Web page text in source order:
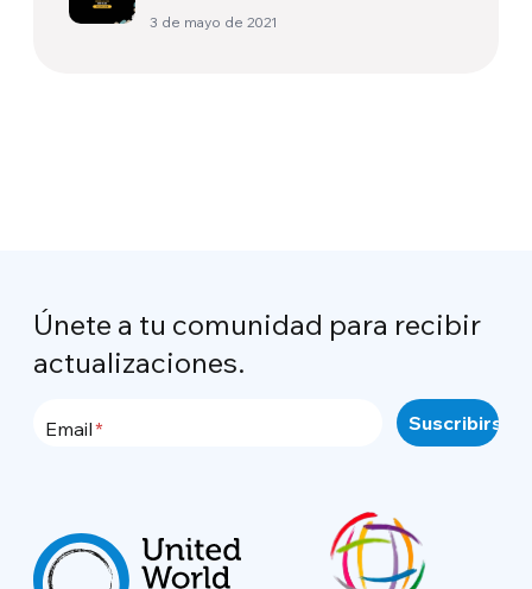
3 de mayo de 2021
Únete a tu comunidad para recibir
actualizaciones.
Email